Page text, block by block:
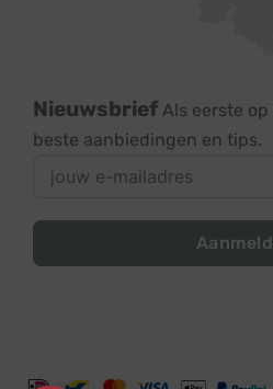
Nieuwsbrief Als eerste
beste aanbiedingen en tips.